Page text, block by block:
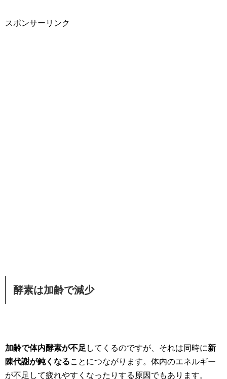
スポンサーリンク
酵素は加齢で減少
加齢で体内酵素が不足 してくるのですが、それは同時に新
陳代謝が鈍くなることにつながります。体内のエネルギー
が不足して疲れやすくなったりする原因でもあります。